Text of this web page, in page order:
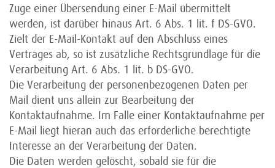
Zuge einer Übersendung einer E-Mail übermittelt
werden, ist darüber hinaus Art. 6 Abs. 1 lit. f DS-GVO.
Zielt der E-Mail-Kontakt auf den Abschluss eines
Vertrages ab, so ist zusätzliche Rechtsgrundlage für die
Verarbeitung Art. 6 Abs. 1 lit. b DS-GVO.
Die Verarbeitung der personenbezogenen Daten per
Mail dient uns allein zur Bearbeitung der
Kontaktaufnahme. Im Falle einer Kontaktaufnahme per
E-Mail liegt hieran auch das erforderliche berechtigte
Interesse an der Verarbeitung der Daten.
Die Daten werden gelöscht, sobald sie für die